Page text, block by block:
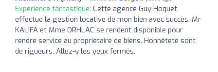
Expérience fantastique: Cette agence Guy Hoquet
effectue la gestion locative de mon bien avec succès. Mr
KALIFA et Mme ORHLAC se rendent disponible pour
rendre service au propriétaire de biens. Honnêteté sont
de rigueurs. Allez-y les yeux fermés.